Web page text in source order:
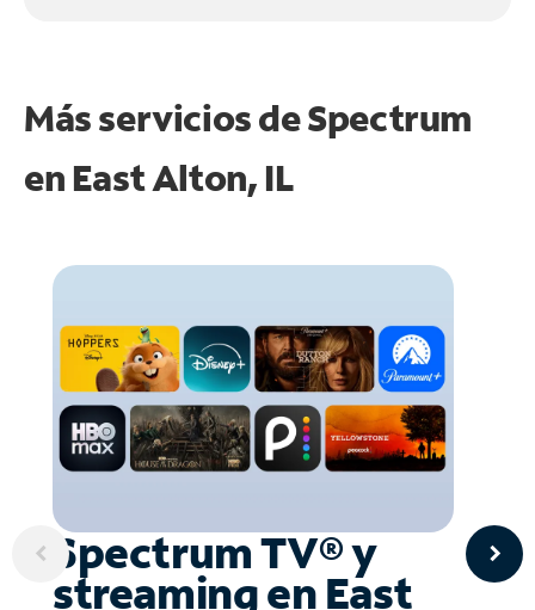
Más servicios de Spectrum
en East Alton, IL
Spectrum TV® y
streaming en East